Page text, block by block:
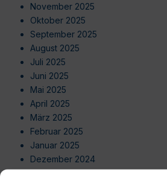
November 2025
Oktober 2025
September 2025
August 2025
Juli 2025
Juni 2025
Mai 2025
April 2025
März 2025
Februar 2025
Januar 2025
Dezember 2024
November 2024